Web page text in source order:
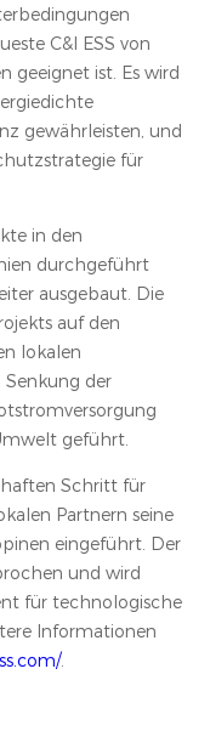
C&I ESS von
geeignet ist. Es wird
gewährleisten, und
für
in den
durchgeführt
ausgebaut. Die
auf den
lokalen
der
geführt.
Schritt für
Partnern seine
eingeführt. Der
und wird
für technologische
Informationen
.